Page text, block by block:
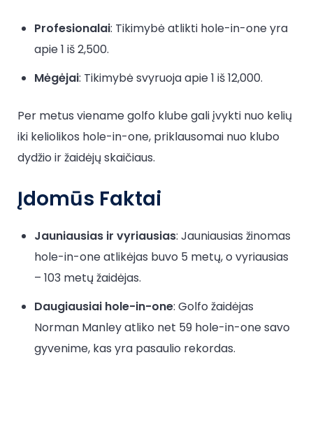
Profesionalai: Tikimybė atlikti hole-in-one yra
apie 1 iš 2,500.
Mėgėjai: Tikimybė svyruoja apie 1 iš 12,000.
Per metus viename golfo klube gali įvykti nuo kelių
iki keliolikos hole-in-one, priklausomai nuo klubo
dydžio ir žaidėjų skaičiaus.
Įdomūs Faktai
Jauniausias ir vyriausias: Jauniausias žinomas
hole-in-one atlikėjas buvo 5 metų, o vyriausias
– 103 metų žaidėjas.
Daugiausiai hole-in-one: Golfo žaidėjas
Norman Manley atliko net 59 hole-in-one savo
gyvenime, kas yra pasaulio rekordas.